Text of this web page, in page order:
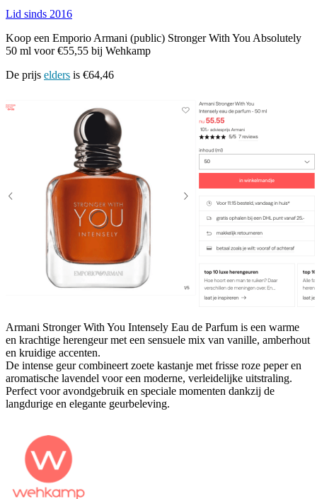
Lid sinds 2016
Koop een Emporio Armani (public) Stronger With You Absolutely
50 ml voor €55,55 bij Wehkamp
De prijs elders is €64,46
Armani Stronger With You Intensely Eau de Parfum is een warme
en krachtige herengeur met een sensuele mix van vanille, amberhout
en kruidige accenten.
De intense geur combineert zoete kastanje met frisse roze peper en
aromatische lavendel voor een moderne, verleidelijke uitstraling.
Perfect voor avondgebruik en speciale momenten dankzij de
langdurige en elegante geurbeleving.